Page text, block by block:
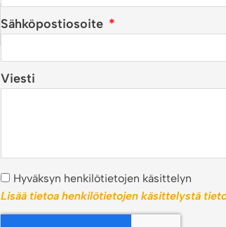
Sähköpostiosoite
Viesti
Hyväksyn henkilötietojen käsittelyn
Lisää tietoa henkilötietojen käsittelystä